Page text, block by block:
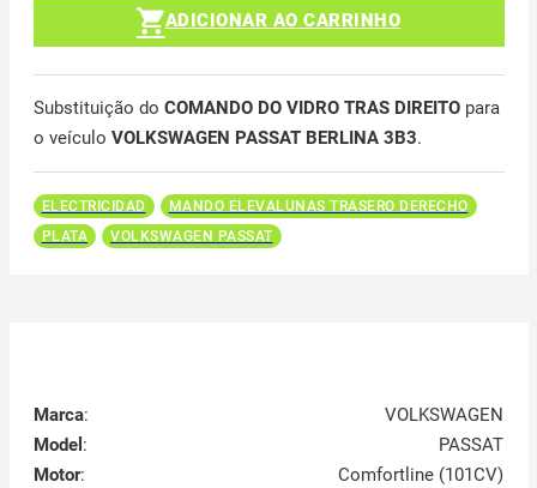
ADICIONAR AO CARRINHO
Substituição do COMANDO DO VIDRO TRAS DIREITOpara
o veículo VOLKSWAGEN PASSAT BERLINA 3B3.
ELECTRICIDAD
MANDO ELEVALUNAS TRASERO DERECHO
PLATA
VOLKSWAGEN PASSAT
Marca:
VOLKSWAGEN
Model :
PASSAT
Motor:
Comfortline (101CV)